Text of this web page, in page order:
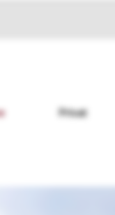
Privat